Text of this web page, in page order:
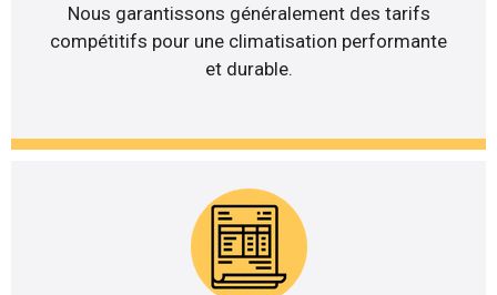
Nous garantissons généralement des tarifs
compétitifs pour une climatisation performante
et durable.